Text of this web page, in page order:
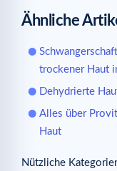
Ähnliche
trockener Haut
Dehydrierte
Alles über
Haut
Nützliche